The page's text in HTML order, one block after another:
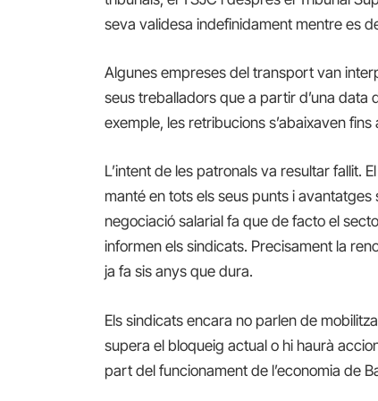
seva validesa indefinidament mentre es
Algunes empreses del transport van
seus treballadors que a partir d’una
exemple, les retribucions s’abaixaven
L’intent de les patronals va resultar fallit.
manté en tots els seus punts i
negociació salarial fa que de facto el
informen els sindicats. Precisament la
ja fa sis anys que dura.
Els sindicats encara no parlen de
supera el bloqueig actual o hi haurà
part del funcionament de l’economia de